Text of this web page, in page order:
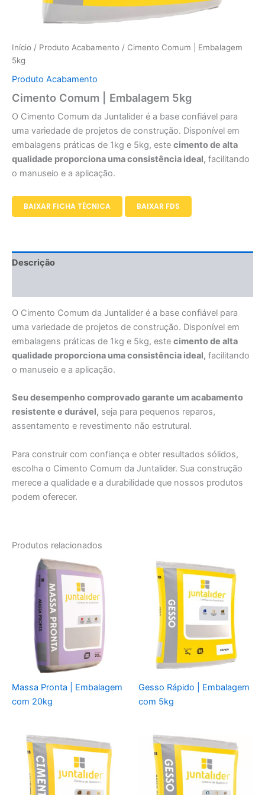
Início / Produto Acabamento / Cimento Comum | Embalagem
5kg
Produto Acabamento
Cimento Comum | Embalagem 5kg
O Cimento Comum da Juntalider é a base confiável para
uma variedade de projetos de construção. Disponível em
embalagens práticas de 1kg e 5kg, este cimento de alta
qualidade proporciona uma consistência ideal, facilitando
o manuseio e a aplicação.
BAIXAR FICHA TÉCNICA BAIXAR FDS
Descrição
O Cimento Comum da Juntalider é a base confiável para
uma variedade de projetos de construção. Disponível em
embalagens práticas de 1kg e 5kg, este cimento de alta
qualidade proporciona uma consistência ideal, facilitando
o manuseio e a aplicação.
Seu desempenho comprovado garante um acabamento
resistente e durável, seja para pequenos reparos,
assentamento e revestimento não estrutural.
Para construir com confiança e obter resultados sólidos,
escolha o Cimento Comum da Juntalider. Sua construção
merece a qualidade e a durabilidade que nossos produtos
podem oferecer.
Produtos relacionados
Massa Pronta | Embalagem
com 20kg
Gesso Rápido | Embalagem
com 5kg